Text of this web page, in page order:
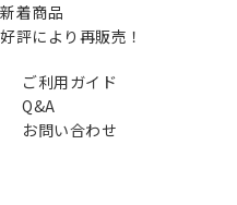
新着商品
好評により再販売！
ご利用ガイド
Q&A
お問い合わせ